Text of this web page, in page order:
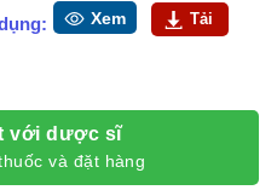
với dược sĩ
và đặt hàng
Xem Tải